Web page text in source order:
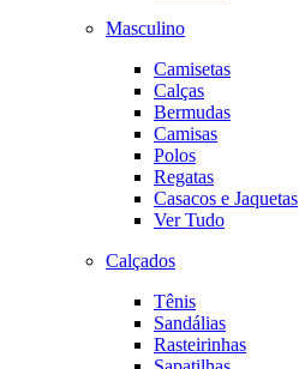
Masculino
Camisetas
Calças
Bermudas
Camisas
Polos
Regatas
Casacos e Jaquetas
Ver Tudo
Calçados
Tênis
Sandálias
Rasteirinhas